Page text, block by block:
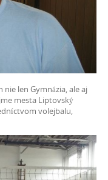
len Gymnázia, ale aj
mesta Liptovský
volejbalu,